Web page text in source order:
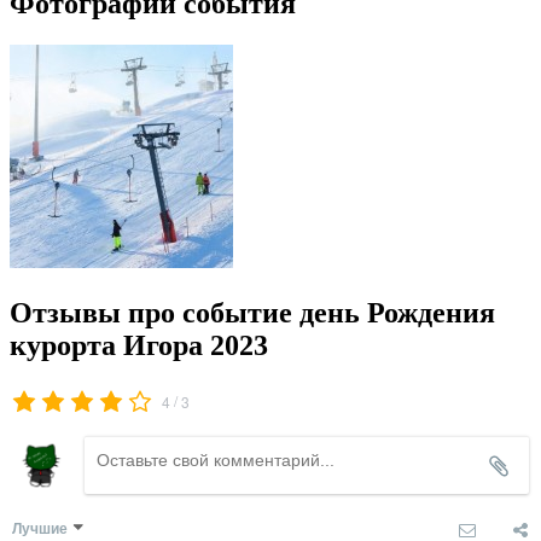
Отзывы про событие день Рождения
курорта Игора 2023
4 /3
Лучшие